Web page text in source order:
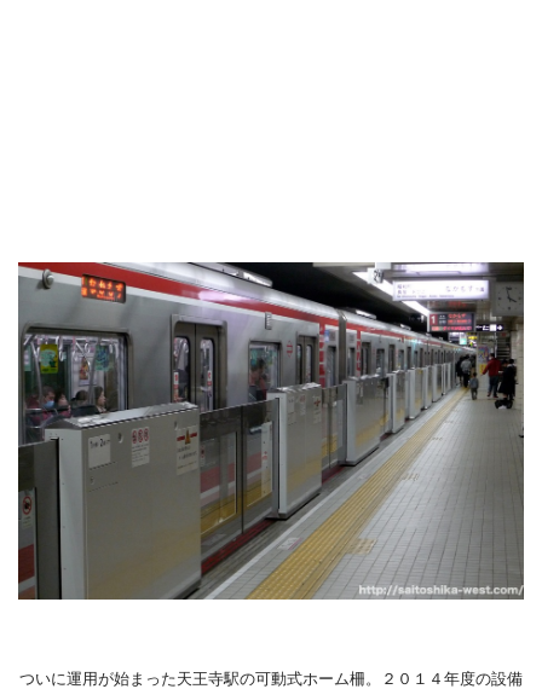
ついに運用が始まった天王寺駅の可動式ホーム柵。２０１４年度の設備